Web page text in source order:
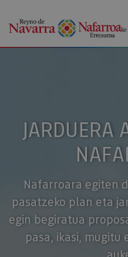
JARDUERA
Nafarroara egiten
pasatzeko plan eta
egin begiratua
pasa, ikasi, mugitu